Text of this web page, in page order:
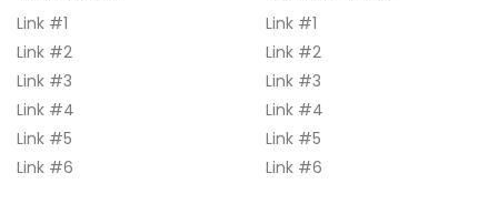
Link #1
Link #2
Link #3
Link #4
Link #5
Link #6
Link #1
Link #2
Link #3
Link #4
Link #5
Link #6